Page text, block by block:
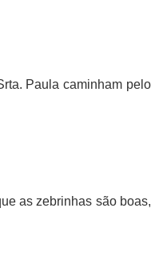
Paula caminham pelo
as zebrinhas são boas,